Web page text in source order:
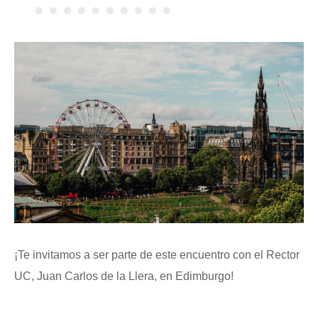
¡Te invitamos a ser parte de este encuentro con el Rector
UC, Juan Carlos de la Llera, en Edimburgo!